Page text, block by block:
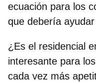
ecuación para los
que debería
¿Es el residencial
interesante para
cada vez más